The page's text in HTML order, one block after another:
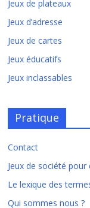
Jeux de plateaux
Jeux d’adresse
Jeux de cartes
Jeux éducatifs
Jeux inclassables
Pratique
Contact
Jeux de société
Le lexique des
Qui sommes nous ?